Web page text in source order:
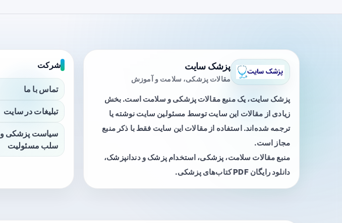
پزشک سایت
مقالات پزشکی، سلامت و آموزش
پزشک سایت، یک منبع مقالات پزشکی و سلامت است. بخش
زیادی از مقالات این سایت توسط مسئولین سایت نوشته یا
ترجمه شده‌اند. استفاده از مقالات این سایت فقط با ذکر منبع
مجاز است.
منبع مقالات سلامت، پزشکی، استخدام پزشک و دندانپزشک،
دانلود رایگان PDF کتاب‌های پزشکی.
شرکت
تماس با ما
تبلیغات در سایت
سیاست پزشکی و
سلب مسئولیت